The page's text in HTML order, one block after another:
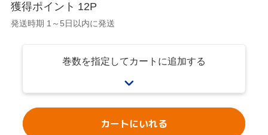
獲得ポイント 12P
発送時期 1～5日以内に発送
巻数を指定してカートに追加する
カートにいれる